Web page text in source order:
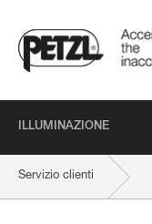
ILLUMINAZIONE
Servizio clienti